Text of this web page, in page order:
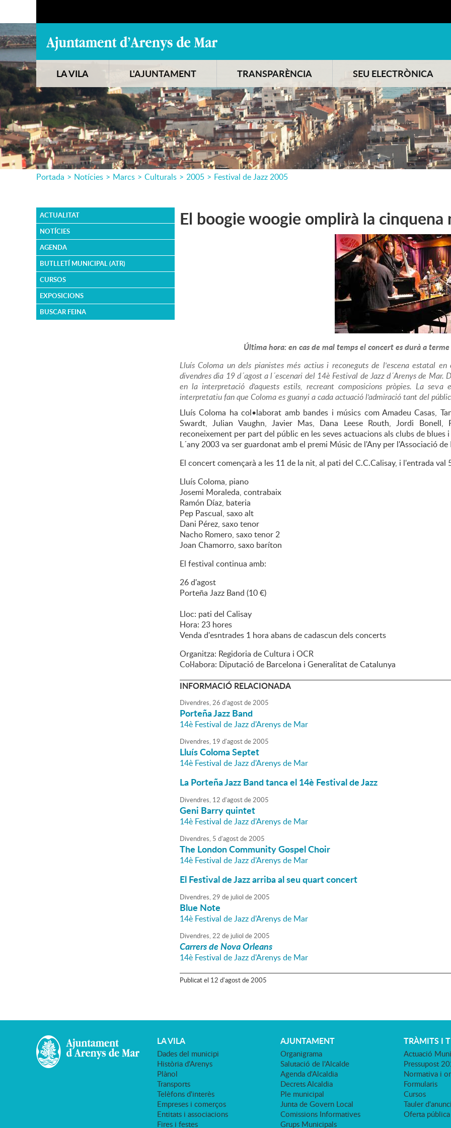
LA VILA L'AJUNTAMENT TRANSPARÈNCIA SEU ELECTRÒNICA
Portada > Notícies > Marcs > Culturals > 2005 > Festival de Jazz 2005
ACTUALITAT
NOTÍCIES
AGENDA
BUTLLETÍ MUNICIPAL (ATR)
CURSOS
EXPOSICIONS
BUSCAR FEINA
El boogie woogie omplirà la cinquena
Última hora: en cas de mal temps el concert es durà a
Lluís Coloma un dels pianistes més actius i reconeguts de l'escena estatal
divendres dia 19 d´agost a l´escenari del 14è Festival de Jazz d´Arenys de
en la interpretació d'aquests estils, recreant composicions pròpies. La
interpretatiu fan que Coloma es guanyi a cada actuació l'admiració tant del
Lluís Coloma ha col•laborat amb bandes i músics com Amadeu Casas,
Swardt, Julian Vaughn, Javier Mas, Dana Leese Routh, Jordi
reconeixement per part del públic en les seves actuacions als clubs de blues
L´any 2003 va ser guardonat amb el premi Músic de l'Any per l'Associació
El concert començarà a les 11 de la nit, al pati del C.C.Calisay, i l'entrada val
Lluís Coloma, piano
Josemi Moraleda, contrabaix
Ramón Díaz, bateria
Pep Pascual, saxo alt
Dani Pérez, saxo tenor
Nacho Romero, saxo tenor 2
Joan Chamorro, saxo baríton
El festival continua amb:
26 d'agost
Porteña Jazz Band (10 €)
Lloc: pati del Calisay
Hora: 23 hores
Venda d'esntrades 1 hora abans de cadascun dels concerts
Organitza: Regidoria de Cultura i OCR
Col·labora: Diputació de Barcelona i Generalitat de Catalunya
INFORMACIÓ RELACIONADA
Divendres,26 d'agostde2005
Porteña Jazz Band
14è Festival de Jazz d'Arenys de Mar
Divendres, 19 d'agostde2005
Lluís Coloma Septet
14è Festival de Jazz d'Arenys de Mar
La Porteña Jazz Band tanca el 14è Festival de Jazz
Divendres, 12 d'agostde2005
Geni Barry quintet
14è Festival de Jazz d'Arenys de Mar
Divendres, 5 d'agostde2005
The London Community Gospel Choir
14è Festival de Jazz d'Arenys de Mar
El Festival de Jazz arriba al seu quart concert
Divendres,29 de juliol de2005
Blue Note
14è Festival de Jazz d'Arenys de Mar
Divendres,22 de juliol de2005
Carrers de Nova Orleans
14è Festival de Jazz d'Arenys de Mar
Publicatel 12 d'agostde2005
LA VILA
Dades del municipi
Història d'Arenys
Plànol
Transports
Telèfons d'interès
Empreses i comerços
Entitats i associacions
Fires i festes
AJUNTAMENT
Organigrama
Salutació de l'Alcalde
Agenda d'Alcaldia
Decrets Alcaldia
Ple municipal
Junta de Govern Local
Comissions Informatives
Grups Municipals
TRÀMITS I
Actuació
Pressupost
Normativa i
Formularis
Cursos
Tauler
Oferta